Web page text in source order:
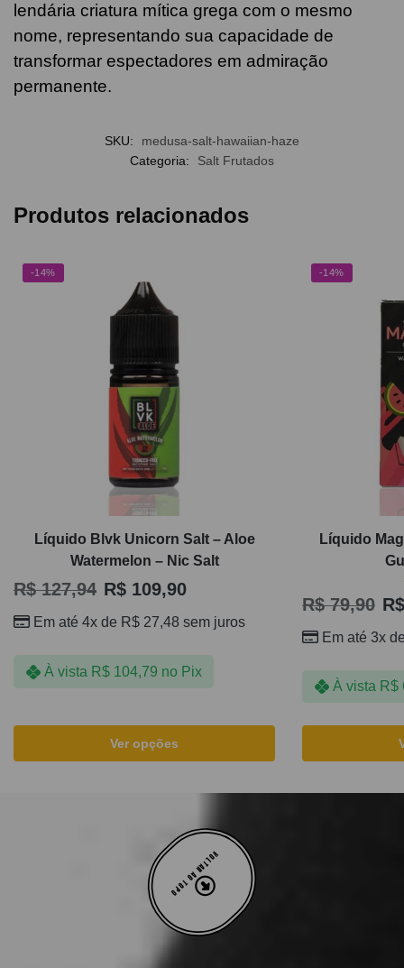
lendária criatura mítica grega com o mesmo
nome, representando sua capacidade de
transformar espectadores em admiração
permanente.
SKU:
medusa-salt-hawaiian-haze
Categoria:
Salt Frutados
Produtos relacionados
-14%
Líquido Blvk Unicorn Salt – Aloe
Watermelon – Nic Salt
R$127,94 R$ 109,90
Em até 4x de R$ 27,48 sem juros
À vista R$104,79 no Pix
Ver opções
-14%
Líquido
R$79,90 R$
Em até 3x
À vista R$
VOLTAR AO TOPO